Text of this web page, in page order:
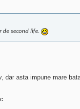
de second life.
asta impune mare